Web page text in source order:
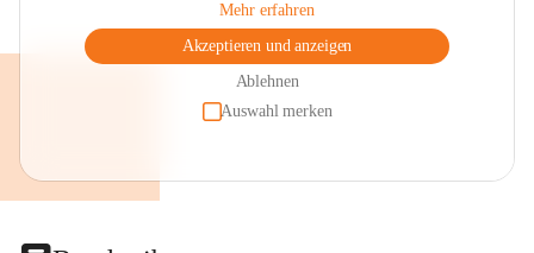
Mehr erfahren
Akzeptieren und anzeigen
Ablehnen
Auswahl merken